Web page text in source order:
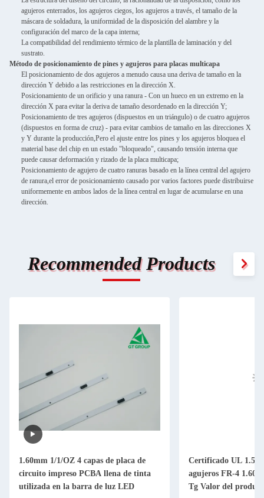
agujeros enterrados, los agujeros ciegos, los agujeros a través, el tamaño de la
máscara de soldadura, la uniformidad de la disposición del alambre y la
configuración del marco de la capa interna;
La compatibilidad del rendimiento térmico de la plantilla de laminación y del
sustrato.
Método de posicionamiento de pines y agujeros para placas multicapa
El posicionamiento de dos agujeros a menudo causa una deriva de tamaño en la
dirección Y debido a las restricciones en la dirección X.
Posicionamiento de un orificio y una ranura - Con un hueco en un extremo en la
dirección X para evitar la deriva de tamaño desordenado en la dirección Y;
Posicionamiento de tres agujeros (dispuestos en un triángulo) o de cuatro agujeros
(dispuestos en forma de cruz) - para evitar cambios de tamaño en las direcciones X
y Y durante la producción,Pero el ajuste entre los pines y los agujeros bloquea el
material base del chip en un estado "bloqueado", causando tensión interna que
puede causar deformación y rizado de la placa multicapa;
Posicionamiento de agujero de cuatro ranuras basado en la línea central del agujero
de ranura,el error de posicionamiento causado por varios factores puede distribuirse
uniformemente en ambos lados de la línea central en lugar de acumularse en una
dirección.
Recommended Products
1.60mm 1/1/OZ 4 capas de placa de
circuito impreso PCBA llena de tinta
utilizada en la barra de luz LED
Certificado UL
agujeros FR-4
Tg Valor del